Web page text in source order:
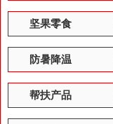
坚果零食
防暑降温
帮扶产品